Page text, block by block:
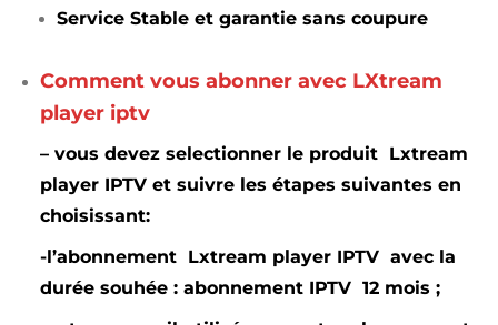
Service Stable et garantie sans coupure
Comment vous abonner avec LXtream
player iptv
– vous devez selectionner le produit Lxtream
player IPTVet suivre les étapes suivantes en
choisissant:
-l’abonnement Lxtream player IPTV avec la
durée souhée : abonnement IPTV 12 mois ;